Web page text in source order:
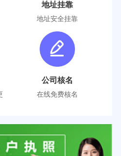
地址挂靠
地址安全挂靠
公司核名
在线免费核名